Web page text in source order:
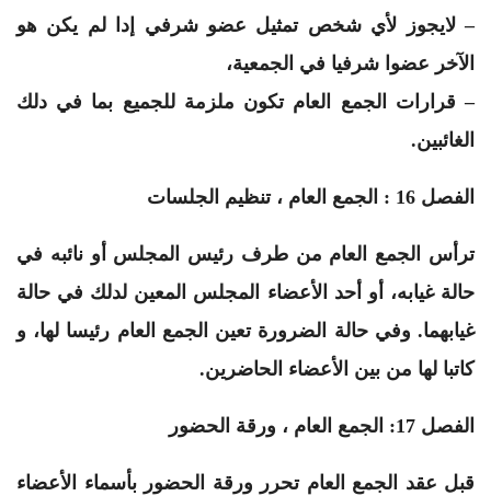
– لايجوز لأي شخص تمثيل عضو شرفي إدا لم يكن هو
الآخر عضوا شرفيا في الجمعية،
– قرارات الجمع العام تكون ملزمة للجميع بما في دلك
الغائبين.
الفصل 16 : الجمع العام ، تنظيم الجلسات
ترأس الجمع العام من طرف رئيس المجلس أو نائبه في
حالة غيابه، أو أحد الأعضاء المجلس المعين لدلك في حالة
غيابهما. وفي حالة الضرورة تعين الجمع العام رئيسا لها، و
كاتبا لها من بين الأعضاء الحاضرين.
الفصل 17: الجمع العام ، ورقة الحضور
قبل عقد الجمع العام تحرر ورقة الحضور بأسماء الأعضاء